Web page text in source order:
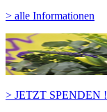
> alle Informationen
> JETZT SPENDEN !